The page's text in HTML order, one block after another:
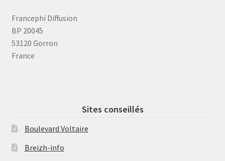
Francephi Diffusion
BP 20045
53120 Gorron
France
Sites conseillés
Boulevard Voltaire
Breizh-info